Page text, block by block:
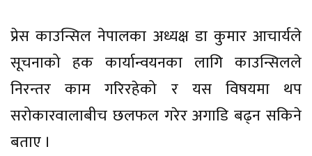
प्रेस काउन्सिल नेपालका अध्यक्ष डा कुमार आचार्यले
सूचनाको हक कार्यान्वयनका लागि काउन्सिलले
निरन्तर काम गरिरहेको र यस विषयमा थप
सरोकारवालाबीच छलफल गरेर अगाडि बढ्न सकिने
बताए ।